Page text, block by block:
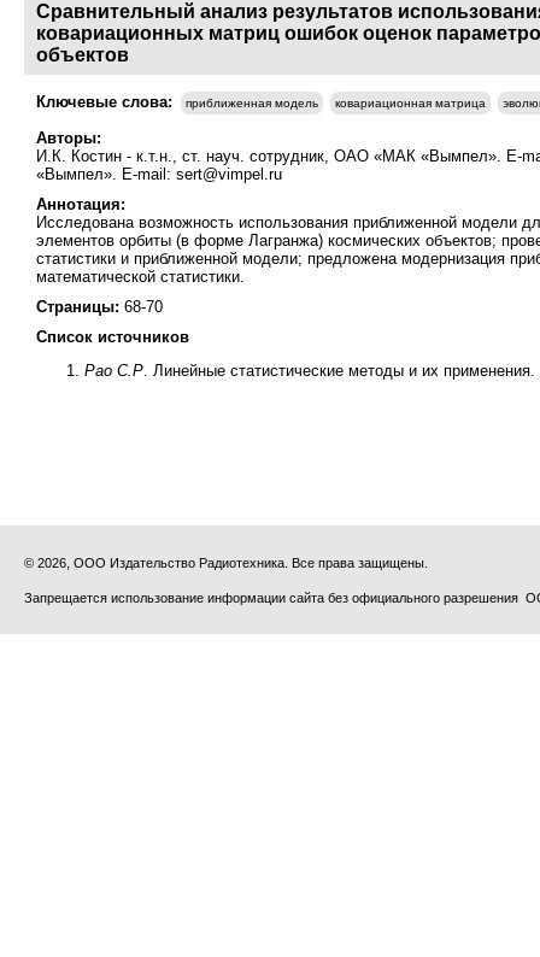
Сравнительный анализ результатов
ковариационных матриц ошибок оценок
объектов
Ключевые слова: приближенная модель ковариационная матрица
Авторы:
И.К. Костин - к.т.н., ст. науч. сотрудник, ОАО «МАК «Вымпел». E-
«Вымпел». E-mail: sert@vimpel.ru
Аннотация:
Исследована возможность использования приближенной модели
элементов орбиты (в форме Лагранжа) космических объектов;
статистики и приближенной модели; предложена модернизация
математической статистики.
Страницы: 68-70
Список источников
Рао С.Р. Линейные статистические методы и их
© 2026, ООО Издательство Радиотехника. Все права защищены.
Запрещается использование информации сайта без официального разрешения